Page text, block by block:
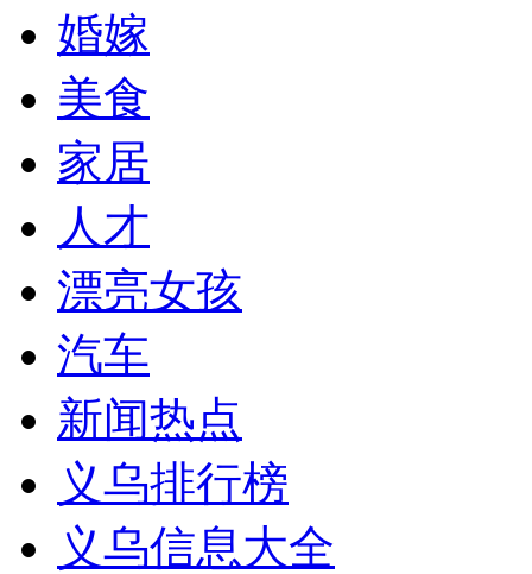
婚嫁
美食
家居
人才
漂亮女孩
汽车
新闻热点
义乌排行榜
义乌信息大全